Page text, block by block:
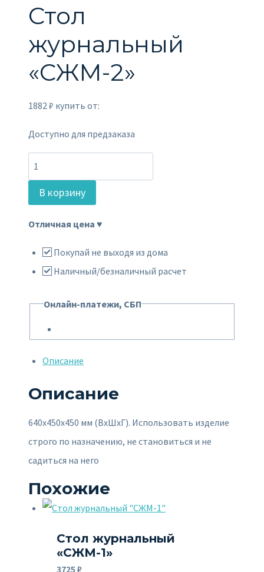
Стол
журнальный
«СЖМ-2»
1882 ₽ купить от:
Доступно для предзаказа
Количество
товара
Стол
В корзину
Отличная цена ♥
Покупай не выходя из дома
Наличный/безналичный расчет
Онлайн-платежи, СБП
Описание
Описание
640х450х450 мм (ВхШхГ). Использовать изделие
строго по назначению, не становиться и не
садиться на него
Похожие
Стол журнальный
«СЖМ-1»
3725 ₽